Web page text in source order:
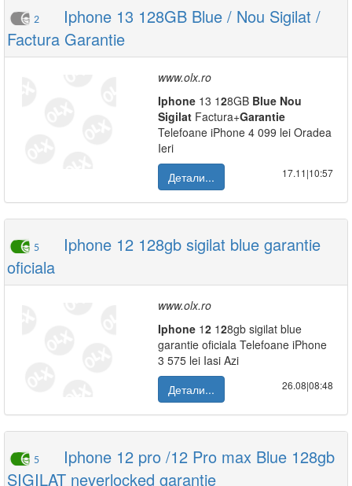
2
Iphone 13 128GB Blue / Nou Sigilat /
Factura Garantie
www.olx.ro
Iphone 13 128GB Blue Nou
Sigilat Factura+Garantie
Telefoane iPhone 4 099 lei Oradea
Ieri
Детали...
17.11|10:57
5
Iphone 12 128gb sigilat blue garantie
oficiala
www.olx.ro
Iphone 12 128gb sigilat blue
garantie oficiala Telefoane iPhone
3 575 lei Iasi Azi
Детали...
26.08|08:48
5
Iphone 12 pro /12 Pro max Blue 128gb
SIGILAT neverlocked garantie